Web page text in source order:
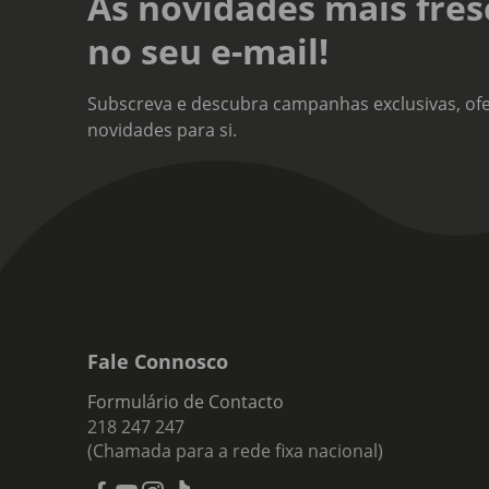
no seu e-mail!
Subscreva e descubra campanhas exclusivas,
novidades para si.
Fale Connosco
Formulário de Contacto
218 247 247
(Chamada para a rede fixa nacional)